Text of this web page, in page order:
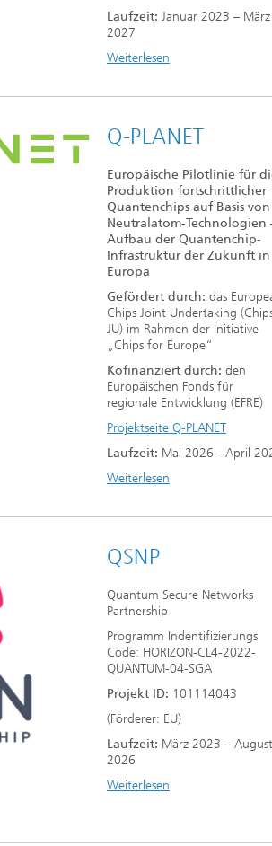
Laufzeit: Januar 2023 – März
2027
Weiterlesen
Q-PLANET
Europäische Pilotlinie für
Produktion fortschrittlicher
Quantenchips auf Basis von
Neutralatom-Technologien
Aufbau der Quantenchip-
Infrastruktur der Zukunft in
Europa
Gefördert durch: das
Chips Joint Undertaking
JU) im Rahmen der Initiative
„Chips for Europe“
Kofinanziert durch: den
Europäischen Fonds für
regionale Entwicklung (EFRE)
Projektseite Q-PLANET
Laufzeit: Mai 2026 - April
Weiterlesen
QSNP
Quantum Secure Networks
Partnership
Programm Indentifizierungs
Code: HORIZON-CL4-2022-
QUANTUM-04-SGA
Projekt ID: 101114043
(Förderer: EU)
Laufzeit: März 2023 – August
2026
Weiterlesen